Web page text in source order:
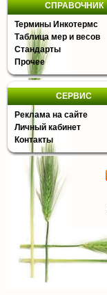
СПРАВОЧНИК
Термины Инкотермс
Таблица мер и весов
Стандарты
Прочее
СЕРВИС
Реклама на сайте
Личный кабинет
Контакты